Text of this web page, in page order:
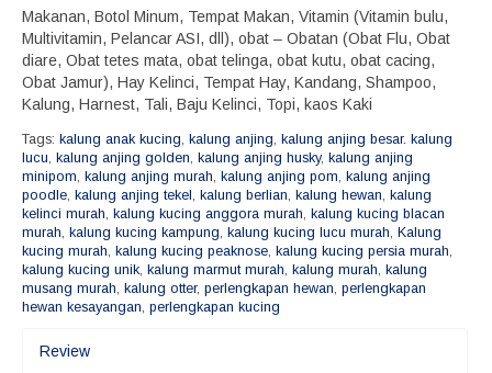
Makanan, Botol Minum, Tempat Makan, Vitamin (Vitamin bulu,
Multivitamin, Pelancar ASI, dll), obat – Obatan (Obat Flu, Obat
diare, Obat tetes mata, obat telinga, obat kutu, obat cacing,
Obat Jamur), Hay Kelinci, Tempat Hay, Kandang, Shampoo,
Kalung, Harnest, Tali, Baju Kelinci, Topi, kaos Kaki
Tags: kalung anak kucing, kalung anjing, kalung anjing besar. kalung
lucu, kalung anjing golden, kalung anjing husky, kalung anjing
minipom, kalung anjing murah, kalung anjing pom, kalung anjing
poodle, kalung anjing tekel , kalung berlian, kalung hewan, kalung
kelinci murah, kalung kucing anggora murah, kalung kucing blacan
murah, kalung kucing kampung, kalung kucing lucu murah, Kalung
kucing murah, kalung kucing peaknose, kalung kucing persia murah,
kalung kucing unik, kalung marmut murah, kalung murah, kalung
musang murah, kalung otter, perlengkapan hewan, perlengkapan
hewan kesayangan, perlengkapan kucing
Review